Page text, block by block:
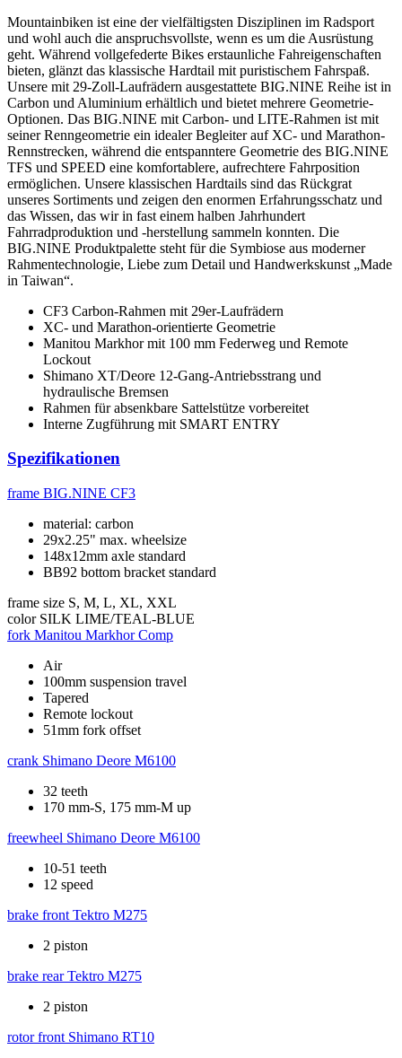
Mountainbiken ist eine der vielfältigsten Disziplinen im Radsport
und wohl auch die anspruchsvollste, wenn es um die Ausrüstung
geht. Während vollgefederte Bikes erstaunliche Fahreigenschaften
bieten, glänzt das klassische Hardtail mit puristischem Fahrspaß.
Unsere mit 29-Zoll-Laufrädern ausgestattete BIG.NINE Reihe ist in
Carbon und Aluminium erhältlich und bietet mehrere Geometrie-
Optionen. Das BIG.NINE mit Carbon- und LITE-Rahmen ist mit
seiner Renngeometrie ein idealer Begleiter auf XC- und Marathon-
Rennstrecken, während die entspanntere Geometrie des BIG.NINE
TFS und SPEED eine komfortablere, aufrechtere Fahrposition
ermöglichen. Unsere klassischen Hardtails sind das Rückgrat
unseres Sortiments und zeigen den enormen Erfahrungsschatz und
das Wissen, das wir in fast einem halben Jahrhundert
Fahrradproduktion und -herstellung sammeln konnten. Die
BIG.NINE Produktpalette steht für die Symbiose aus moderner
Rahmentechnologie, Liebe zum Detail und Handwerkskunst „Made
in Taiwan“.
CF3 Carbon-Rahmen mit 29er-Laufrädern
XC- und Marathon-orientierte Geometrie
Manitou Markhor mit 100 mm Federweg und Remote
Lockout
Shimano XT/Deore 12-Gang-Antriebsstrang und
hydraulische Bremsen
Rahmen für absenkbare Sattelstütze vorbereitet
Interne Zugführung mit SMART ENTRY
Spezifikationen
frame BIG.NINE CF3
material: carbon
29x2.25" max. wheelsize
148x12mm axle standard
BB92 bottom bracket standard
frame size S, M, L, XL, XXL
color SILK LIME/TEAL-BLUE
fork Manitou Markhor Comp
Air
100mm suspension travel
Tapered
Remote lockout
51mm fork offset
crank Shimano Deore M6100
32 teeth
170 mm-S, 175 mm-M up
freewheel Shimano Deore M6100
10-51 teeth
12 speed
brake front Tektro M275
2 piston
brake rear Tektro M275
2 piston
rotor front Shimano RT10